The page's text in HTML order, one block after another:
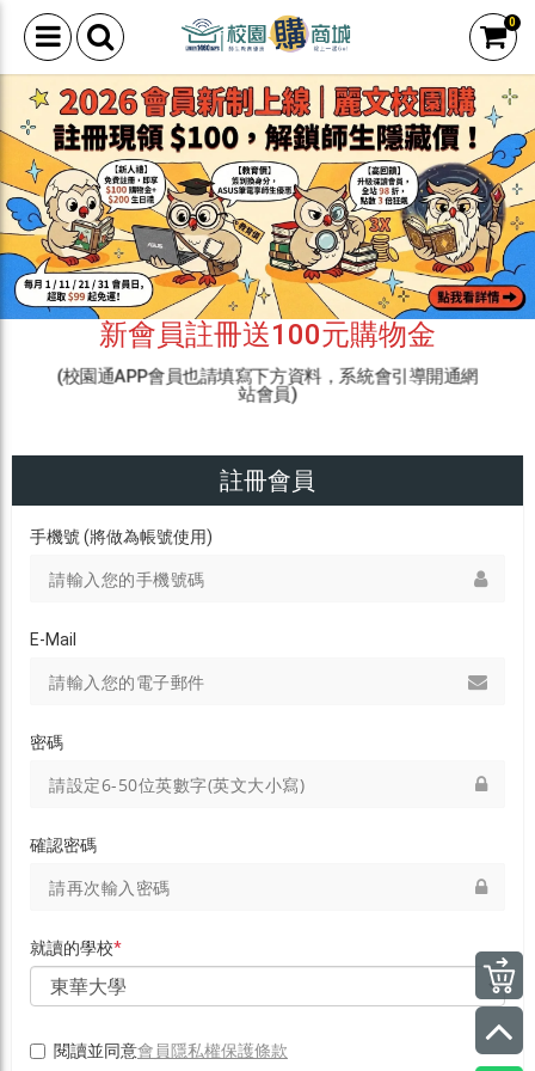
0
新會員註冊送100元購物金
(校園通APP會員也請填寫下方資料，系統會引導開通網
站會員)
註冊會員
手機號 (將做為帳號使用)
E-Mail
密碼
確認密碼
就讀的學校*
閱讀並同意會員隱私權保護條款